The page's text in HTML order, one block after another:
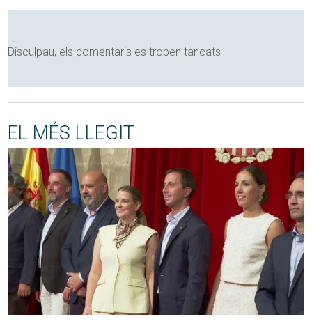
Disculpau, els comentaris es troben tancats
EL MÉS LLEGIT